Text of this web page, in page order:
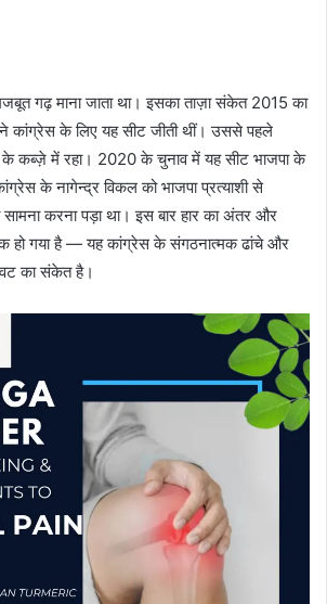
गढ़ माना जाता था। इसका ताज़ा संकेत 2015 का
कांग्रेस के लिए यह सीट जीती थीं। उससे पहले
के कब्ज़े में रहा। 2020 के चुनाव में यह सीट भाजपा के
के नागेन्द्र विकल को भाजपा प्रत्याशी से
करना पड़ा था। इस बार हार का अंतर और
हो गया है — यह कांग्रेस के संगठनात्मक ढांचे और
का संकेत है।